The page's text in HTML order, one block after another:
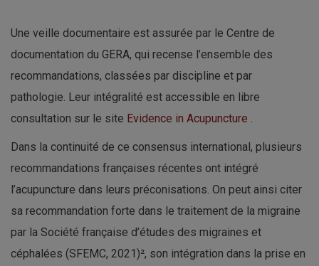
Une veille documentaire est assurée par le Centre de
documentation du GERA, qui recense l’ensemble des
recommandations, classées par discipline et par
pathologie. Leur intégralité est accessible en libre
consultation sur le site Evidence in Acupuncture .
Dans la continuité de ce consensus international, plusieurs
recommandations françaises récentes ont intégré
l’acupuncture dans leurs préconisations. On peut ainsi citer
sa recommandation forte dans le traitement de la migraine
par la Société française d’études des migraines et
céphalées (SFEMC, 2021)², son intégration dans la prise en